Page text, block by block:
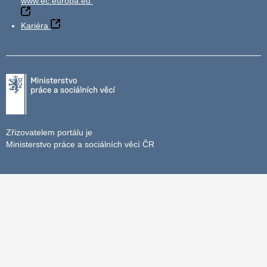
Kariéra
Zřizovatelem portálu je
Ministerstvo práce a sociálních věcí ČR